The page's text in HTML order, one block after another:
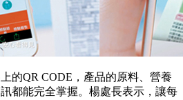
的QR CODE，產品的原料、營養
都能完全掌握。楊處長表示，讓每